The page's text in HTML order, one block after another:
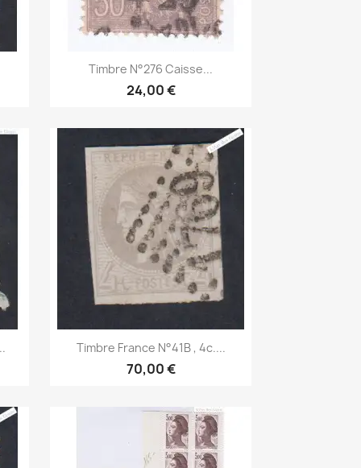
Timbre N°276 Caisse...
24,00 €
Aperçu rapide
Timbre France N°41B , 4c....
70,00 €
 Aperçu rapide